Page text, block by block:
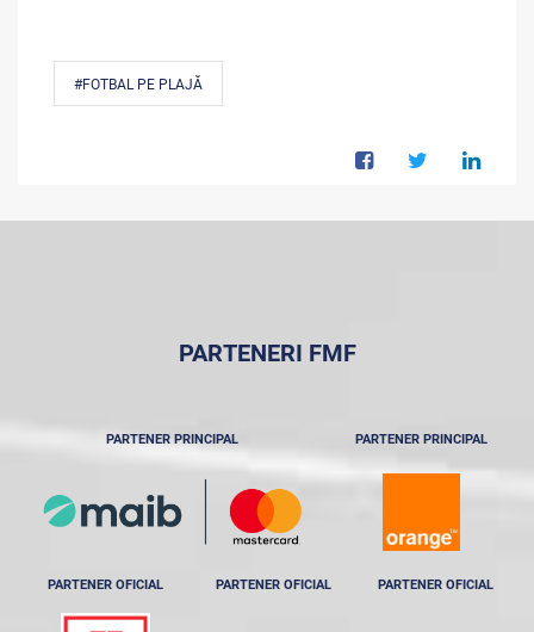
#FOTBAL PE PLAJĂ
PARTENERI FMF
PARTENER PRINCIPAL PARTENER PRINCIPAL
PARTENER OFICIAL PARTENER OFICIAL PARTENER OFICIAL